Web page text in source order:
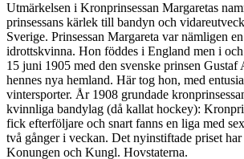
Utmärkelsen i Kronprinsessan Margaretas
prinsessans kärlek till bandyn och
Sverige. Prinsessan Margareta var nämligen
idrottskvinna. Hon föddes i England men i
15 juni 1905 med den svenske prinsen
hennes nya hemland. Här tog hon, med
vintersporter. År 1908 grundade
kvinnliga bandylag (då kallat hockey):
fick efterföljare och snart fanns en liga med
två gånger i veckan. Det nyinstiftade priset
Konungen och Kungl. Hovstaterna.